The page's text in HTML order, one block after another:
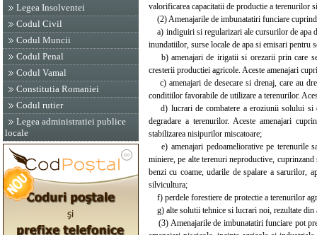
Legea Insolventei
Codul Civil
Codul Muncii
Codul Penal
Codul Vamal
Constitutia Romaniei
Codul rutier
Legea administratiei publice
locale
valorificarea capacitatii de productie a terenurilor
(2) Amenajarile de imbunatatiri funciare
a) indiguiri si regularizari ale cursurilor de apa
inundatiilor, surse locale de apa si emisari pentru
b) amenajari de irigatii si orezarii prin care se
cresterii productiei agricole. Aceste amenajari
c) amenajari de desecare si drenaj, care au
conditiilor favorabile de utilizare a terenurilor.
d) lucrari de combatere a eroziunii solului si
degradare a terenurilor. Aceste amenajari
stabilizarea nisipurilor miscatoare;
e) amenajari pedoameliorative pe terenurile
miniere, pe alte terenuri neproductive,
benzi cu coame, udarile de spalare a sarurilor,
silvicultura;
f) perdele forestiere de protectie a terenurilor
g) alte solutii tehnice si lucrari noi, rezultate din
(3) Amenajarile de imbunatatiri funciare pot